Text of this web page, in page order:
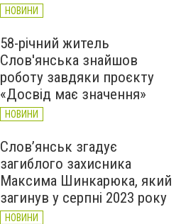
НОВИНИ
58-річний житель
Слов'янська знайшов
роботу завдяки проєкту
«Досвід має значення»
НОВИНИ
Слов’янськ згадує
загиблого захисника
Максима Шинкарюка, який
загинув у серпні 2023 року
НОВИНИ